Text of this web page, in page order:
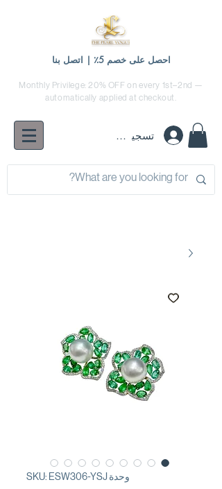
احصل على خصم 5٪ | اتصل بنا
Monthly Privilege: 20% OFF on every 1st–2nd —
automatically applied at checkout.
تسجيل الدخول
وحدة SKU: ESW306-YSJ